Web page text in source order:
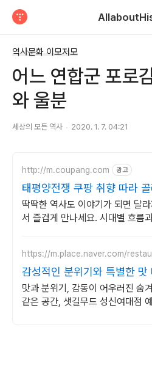
역사문화 이모저모
어느 연합군 포로
와 울분
세상의 모든 역사 2020. 1. 7. 04:21
http://m.coupang.com 광고
태평양전쟁 쿠팡 취향 따라
딱딱한 역사도 이야기가 되면 달
서 즐겁게 만나세요. 시대별 흐름
https://m.place.naver.com/
감성적인 분위기와 특별한 맛
위한 특별한 공간
맛과 분위기, 감동이 어우러진 숨
같은 공간, 샛길무드 성신여대점